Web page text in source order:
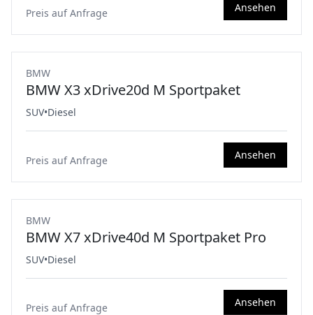
Preis auf Anfrage Ansehen
BMW
BMW X3 xDrive20d M Sportpaket
SUV•Diesel
Preis auf Anfrage Ansehen
BMW
BMW X7 xDrive40d M Sportpaket Pro
SUV•Diesel
Preis auf Anfrage Ansehen